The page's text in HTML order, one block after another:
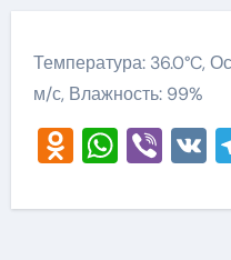
Температура: 36.0°C,
м/с, Влажность: 99%